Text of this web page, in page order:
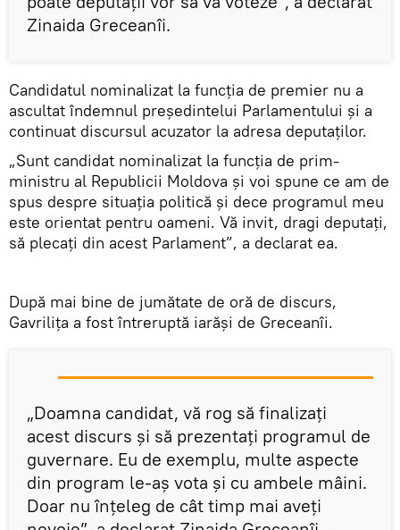
Zinaida Greceanîi.
Candidatul nominalizat la funcția de premier nu a
ascultat îndemnul președintelui Parlamentului și a
continuat discursul acuzator la adresa deputaților.
„Sunt candidat nominalizat la funcția de prim-
ministru al Republicii Moldova și voi spune ce am de
spus despre situația politică și dece programul meu
este orientat pentru oameni. Vă invit, dragi deputați,
să plecați din acest Parlament”, a declarat ea.
După mai bine de jumătate de oră de discurs,
Gavrilița a fost întreruptă iarăși de Greceanîi.
„Doamna candidat, vă rog să finalizați
acest discurs și să prezentați programul de
guvernare. Eu de exemplu, multe aspecte
din program le-aș vota și cu ambele mâini.
Doar nu înțeleg de cât timp mai aveți